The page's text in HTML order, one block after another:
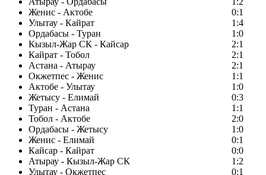
Женис - Актобе
0:1
Улытау - Кайрат
1:4
Ордабасы - Туран
1:0
Кызыл-Жар СК - Кайсар
2:1
Кайрат - Тобол
2:1
Астана - Атырау
2:1
Окжетпес - Женис
1:1
Актобе - Улытау
1:0
Жетысу - Елимай
0:3
Туран - Астана
1:1
Тобол - Актобе
2:0
Ордабасы - Жетысу
1:0
Женис - Елимай
0:1
Кайсар - Кайрат
0:0
Атырау - Кызыл-Жар СК
1:2
Улытау - Окжетпес
0:1